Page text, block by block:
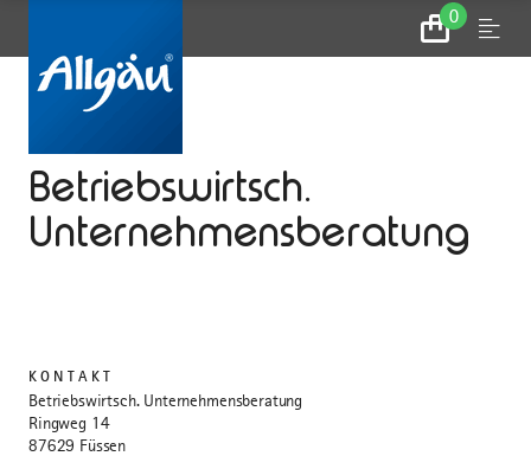
0
Zum
Warenkorb
Menu
Betriebswirtsch.
Unternehmensberatung
KONTAKT
Betriebswirtsch. Unternehmensberatung
Ringweg 14
87629 Füssen